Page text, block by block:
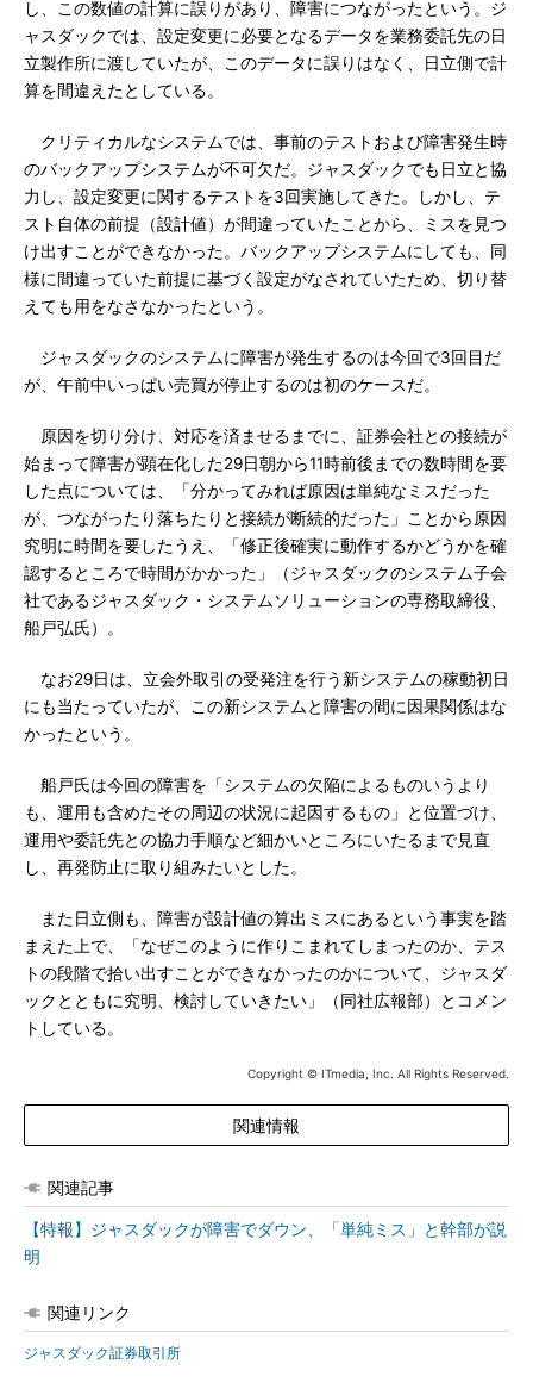
し、この数値の計算に誤りがあり、障害につながったという。ジ
ャスダックでは、設定変更に必要となるデータを業務委託先の日
立製作所に渡していたが、このデータに誤りはなく、日立側で計
算を間違えたとしている。
クリティカルなシステムでは、事前のテストおよび障害発生時
のバックアップシステムが不可欠だ。ジャスダックでも日立と協
力し、設定変更に関するテストを3回実施してきた。しかし、テ
スト自体の前提（設計値）が間違っていたことから、ミスを見つ
け出すことができなかった。バックアップシステムにしても、同
様に間違っていた前提に基づく設定がなされていたため、切り替
えても用をなさなかったという。
ジャスダックのシステムに障害が発生するのは今回で3回目だ
が、午前中いっぱい売買が停止するのは初のケースだ。
原因を切り分け、対応を済ませるまでに、証券会社との接続が
始まって障害が顕在化した29日朝から11時前後までの数時間を要
した点については、「分かってみれば原因は単純なミスだった
が、つながったり落ちたりと接続が断続的だった」ことから原因
究明に時間を要したうえ、「修正後確実に動作するかどうかを確
認するところで時間がかかった」（ジャスダックのシステム子会
社であるジャスダック・システムソリューションの専務取締役、
船戸弘氏）。
なお29日は、立会外取引の受発注を行う新システムの稼動初日
にも当たっていたが、この新システムと障害の間に因果関係はな
かったという。
船戸氏は今回の障害を「システムの欠陥によるものいうより
も、運用も含めたその周辺の状況に起因するもの」と位置づけ、
運用や委託先との協力手順など細かいところにいたるまで見直
し、再発防止に取り組みたいとした。
また日立側も、障害が設計値の算出ミスにあるという事実を踏
まえた上で、「なぜこのように作りこまれてしまったのか、テス
トの段階で拾い出すことができなかったのかについて、ジャスダ
ックとともに究明、検討していきたい」（同社広報部）とコメン
トしている。
Copyright © ITmedia, Inc. All Rights Reserved.
関連情報
関連記事
【特報】ジャスダックが障害でダウン、「単純ミス」と幹部が説
明
関連リンク
ジャスダック証券取引所